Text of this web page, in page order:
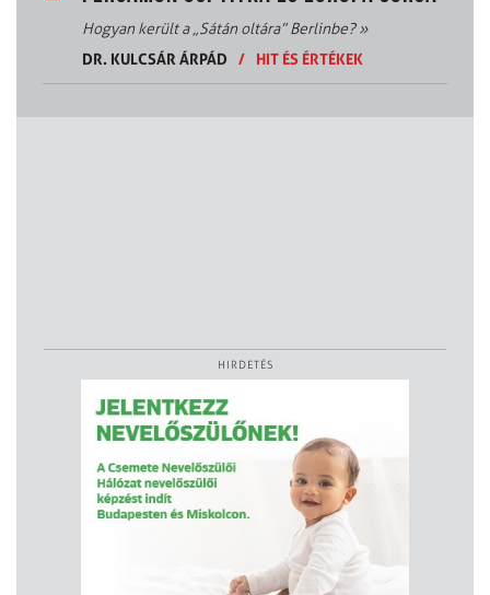
Hogyan került a „Sátán oltára” Berlinbe?»
DR. KULCSÁR ÁRPÁD
/ HIT ÉS ÉRTÉKEK
HIRDETÉS